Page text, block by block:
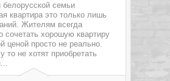
семьи
квартира это только лишь
Жителям всегда
сочетать хорошую квартиру
ценой просто не реально.
то не хотят приобретать